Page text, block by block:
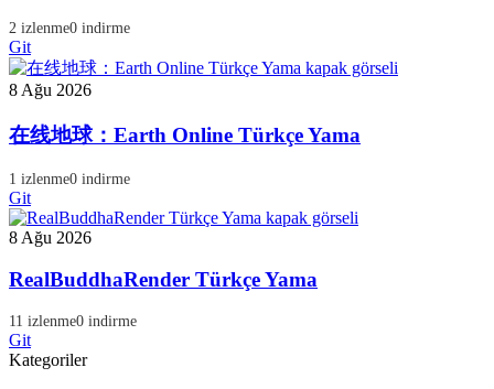
2 izlenme0 indirme
Git
8 Ağu 2026
在线地球：Earth Online Türkçe Yama
1 izlenme0 indirme
Git
8 Ağu 2026
RealBuddhaRender Türkçe Yama
11 izlenme0 indirme
Git
Kategoriler